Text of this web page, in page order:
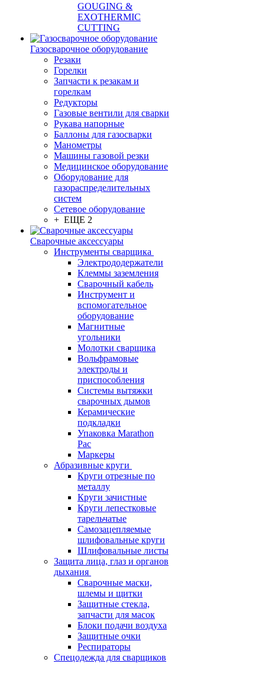
GOUGING &
EXOTHERMIC
CUTTING
Газосварочное оборудование
Резаки
Горелки
Запчасти к резакам и
горелкам
Редукторы
Газовые вентили для сварки
Рукава напорные
Баллоны для газосварки
Манометры
Машины газовой резки
Медицинское оборудование
Оборудование для
газораспределительных
систем
Сетевое оборудование
+ ЕЩЕ 2
Сварочные аксессуары
Инструменты сварщика
Электрододержатели
Клеммы заземления
Сварочный кабель
Инструмент и
вспомогательное
оборудование
Магнитные
угольники
Молотки сварщика
Вольфрамовые
электроды и
приспособления
Системы вытяжки
сварочных дымов
Керамические
подкладки
Упаковка Marathon
Pac
Маркеры
Абразивные круги
Круги отрезные по
металлу
Круги зачистные
Круги лепестковые
тарельчатые
Самозацепляемые
шлифовальные круги
Шлифовальные листы
Защита лица, глаз и органов
дыхания
Сварочные маски,
шлемы и щитки
Защитные стекла,
запчасти для масок
Блоки подачи воздуха
Защитные очки
Респираторы
Спецодежда для сварщиков